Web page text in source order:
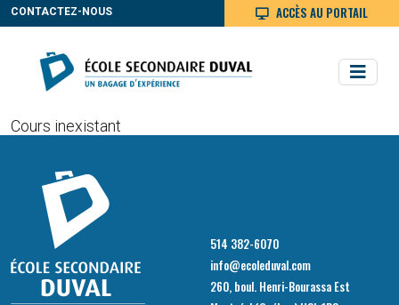
CONTACTEZ-NOUS ACCÈS AU PORTAIL
Cours inexistant
514 382-6070
info@ecoleduval.com
260, boul. Henri-Bourassa Est